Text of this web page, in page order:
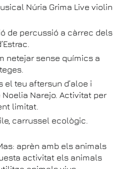
Núria Grima Live violin
de percussió a càrrec dels
netejar sense químics a
el teu aftersun d’aloe i
Narejo. Activitat per
limitat.
carrussel ecològic.
aprèn amb els animals
activitat els animals